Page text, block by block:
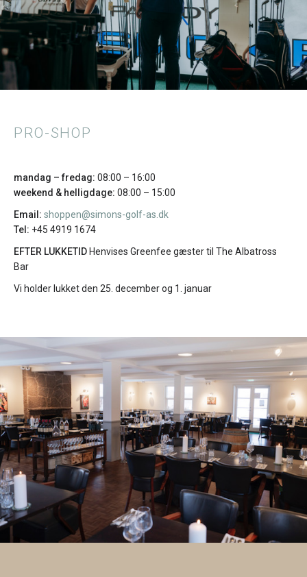
PRO-SHOP
mandag – fredag: 08:00 – 16:00
weekend & helligdage: 08:00 – 15:00
Email: shoppen@simons-golf-as.dk
Tel: +45 4919 1674
EFTER LUKKETID Henvises Greenfee gæster til The Albatross
Bar
Vi holder lukket den 25. december og 1. januar